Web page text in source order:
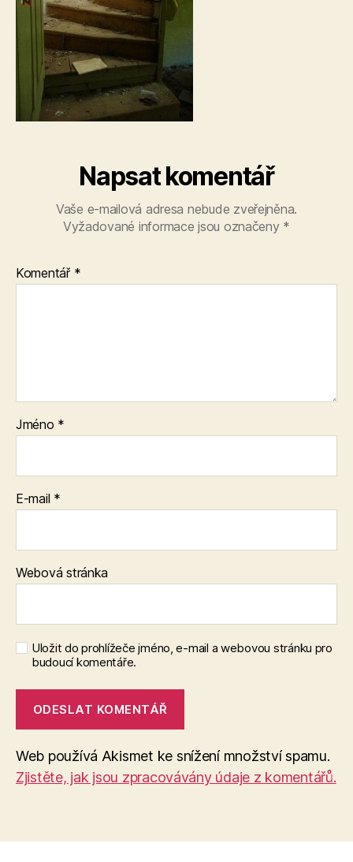
Napsat komentář
Vaše e-mailová adresa nebude zveřejněna.
Vyžadované informace jsou označeny *
Komentář *
Jméno *
E-mail *
Webová stránka
Uložit do prohlížeče jméno, e-mail a webovou stránku pro
budoucí komentáře.
Web používá Akismet ke snížení množství spamu.
Zjistěte, jak jsou zpracovávány údaje z komentářů.